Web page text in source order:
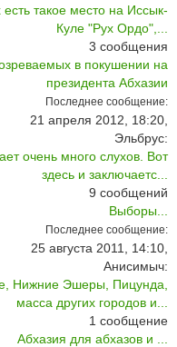
такое место на Иссык-
Куле "Рух Ордо",...
3 сообщения
в покушении на
президента Абхазии
Последнее сообщение:
21 апреля 2012, 18:20,
Эльбрус:
очень много слухов. Вот
здесь и заключаетс...
9 сообщений
Выборы...
Последнее сообщение:
25 августа 2011, 14:10,
Анисимыч:
Нижние Эшеры, Пицунда,
масса других городов и...
1 сообщение
Абхазия для абхазов и ...